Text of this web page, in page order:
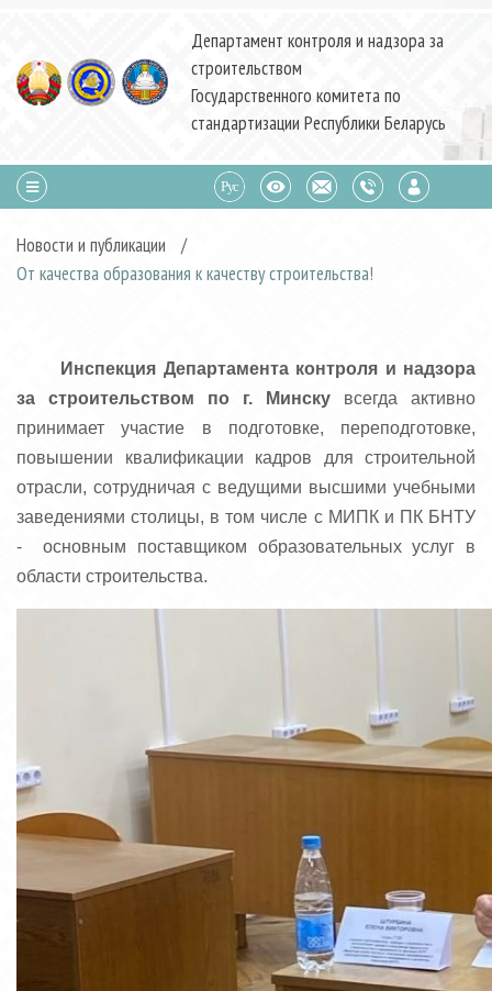
Департамент контроля и надзора за
строительством
Государственного комитета по
стандартизации Республики Беларусь
Новости и публикации
/
От качества образования к качеству строительства!
Инспекция Департамента контроля и надзора
за строительством по г. Минску всегда активно
принимает участие в подготовке, переподготовке,
повышении квалификации кадров для строительной
отрасли, сотрудничая с ведущими высшими учебными
заведениями столицы, в том числе с МИПК и ПК БНТУ
- основным поставщиком образовательных услуг в
области строительства.